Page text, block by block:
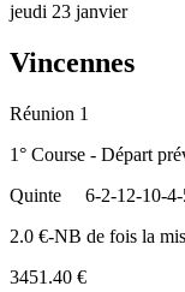
jeudi 23 janvier
Vincennes
Réunion 1
1° Course - Départ
Quinte
6-2-12-10-
2.0 €-NB de fois la
3451.40 €